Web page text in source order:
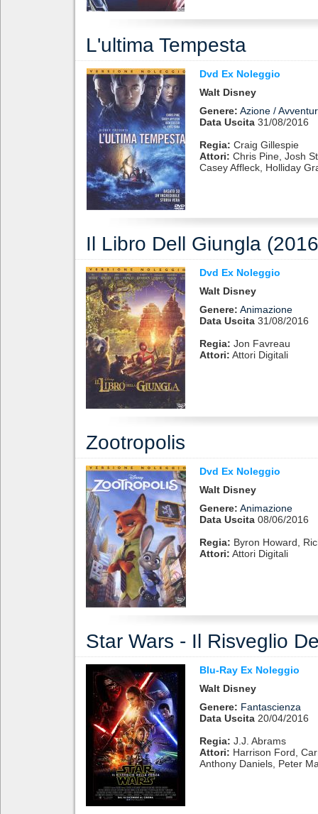
L'ultima Tempesta
Dvd Ex Noleggio
Walt Disney
Genere: Azione /
Data Uscita 31/08/2016
Regia: Craig Gillespie
Attori: Chris Pine, Josh
Casey Affleck, Holliday
Il Libro Dell Giungla
Dvd Ex Noleggio
Walt Disney
Genere: Animazione
Data Uscita 31/08/2016
Regia: Jon Favreau
Attori: Attori Digitali
Zootropolis
Dvd Ex Noleggio
Walt Disney
Genere: Animazione
Data Uscita 08/06/2016
Regia: Byron Howard,
Attori: Attori Digitali
Star Wars - Il Risveglio
Blu-Ray Ex Noleggio
Walt Disney
Genere: Fantascienza
Data Uscita 20/04/2016
Regia: J.J. Abrams
Attori: Harrison Ford,
Anthony Daniels, Peter